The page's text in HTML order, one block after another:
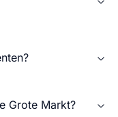
Grote Markt?